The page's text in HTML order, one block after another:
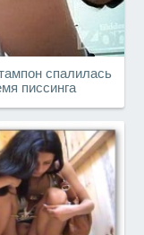
спалилась
писсинга